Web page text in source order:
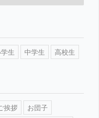
生 中学生 高校生
挨拶
お団子